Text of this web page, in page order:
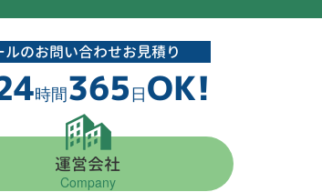
ルのお問い合わせお見積り
時間365日OK!
運営会社
Company